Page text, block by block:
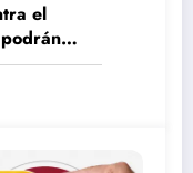
el